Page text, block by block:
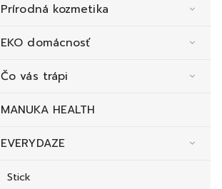
Prírodná kozmetika
EKO domácnosť
Čo vás trápi
MANUKA HEALTH
EVERYDAZE
Stick